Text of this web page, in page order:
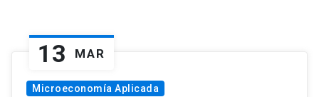
13 MAR
Microeconomía Aplicada